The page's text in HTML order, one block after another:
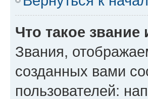
Что такое звание
Звания,
созданных вами
пользователей: